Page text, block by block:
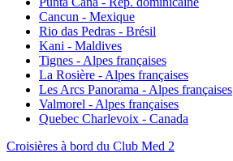
Cancun - Mexique
Rio das Pedras - Brésil
Kani - Maldives
Tignes - Alpes françaises
La Rosière - Alpes françaises
Les Arcs Panorama - Alpes françaises
Valmorel - Alpes françaises
Quebec Charlevoix - Canada
Croisières à bord du Club Med 2